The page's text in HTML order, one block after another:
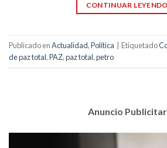
CONTINUAR LEYENDO
Publicado enActualidad,Política Etiquetado
de paz total,PAZ,paz total,petro
Anuncio